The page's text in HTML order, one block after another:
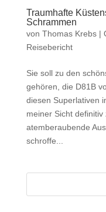
Traumhafte
Schrammen
von Thomas Krebs|
Reisebericht
Sie soll zu den
gehören, die D81B
diesen Superlativen
meiner Sicht
atemberaubende
schroffe...